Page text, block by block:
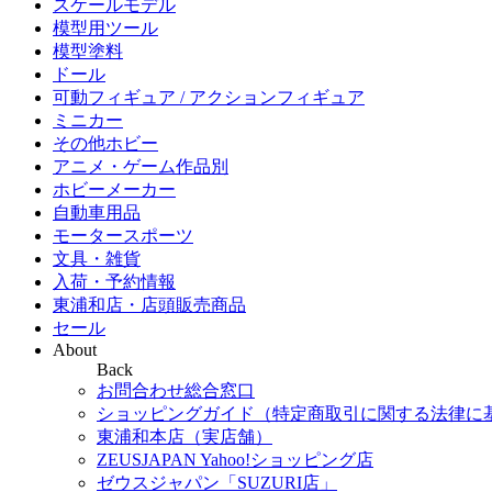
スケールモデル
模型用ツール
模型塗料
ドール
可動フィギュア / アクションフィギュア
ミニカー
その他ホビー
アニメ・ゲーム作品別
ホビーメーカー
自動車用品
モータースポーツ
文具・雑貨
入荷・予約情報
東浦和店・店頭販売商品
セール
About
Back
お問合わせ総合窓口
ショッピングガイド（特定商取引に関する法律に
東浦和本店（実店舗）
ZEUSJAPAN Yahoo!ショッピング店
ゼウスジャパン「SUZURI店」